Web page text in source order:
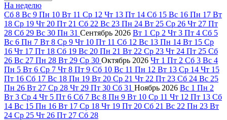
На неделю
Сб 8 Вс 9 Пн 10 Вт 11 Ср 12 Чт 13 Пт 14 Сб 15 Вс 16 Пн 17 Вт
18 Ср 19 Чт 20 Пт 21 Сб 22 Вс 23 Пн 24 Вт 25 Ср 26 Чт 27 Пт
28 Сб 29 Вс 30 Пн 31 Сентябрь 2026 Вт 1 Ср 2 Чт 3 Пт 4 Сб 5
Вс 6 Пн 7 Вт 8 Ср 9 Чт 10 Пт 11 Сб 12 Вс 13 Пн 14 Вт 15 Ср
16 Чт 17 Пт 18 Сб 19 Вс 20 Пн 21 Вт 22 Ср 23 Чт 24 Пт 25 Сб
26 Вс 27 Пн 28 Вт 29 Ср 30 Октябрь 2026 Чт 1 Пт 2 Сб 3 Вс 4
Пн 5 Вт 6 Ср 7 Чт 8 Пт 9 Сб 10 Вс 11 Пн 12 Вт 13 Ср 14 Чт 15
Пт 16 Сб 17 Вс 18 Пн 19 Вт 20 Ср 21 Чт 22 Пт 23 Сб 24 Вс 25
Пн 26 Вт 27 Ср 28 Чт 29 Пт 30 Сб 31 Ноябрь 2026 Вс 1 Пн 2
Вт 3 Ср 4 Чт 5 Пт 6 Сб 7 Вс 8 Пн 9 Вт 10 Ср 11 Чт 12 Пт 13 Сб
14 Вс 15 Пн 16 Вт 17 Ср 18 Чт 19 Пт 20 Сб 21 Вс 22 Пн 23 Вт
24 Ср 25 Чт 26 Пт 27 Сб 28